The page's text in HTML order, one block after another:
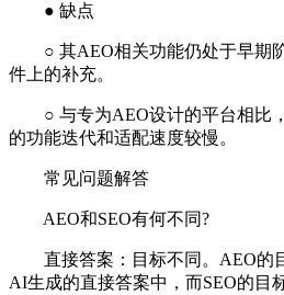
● 缺点
○ 其AEO相关功能仍处于早期阶
件上的补充。
○ 与专为AEO设计的平台相比
的功能迭代和适配速度较慢。
常见问题解答
AEO和SEO有何不同?
直接答案：目标不同。AEO的
AI生成的直接答案中，而SEO的目